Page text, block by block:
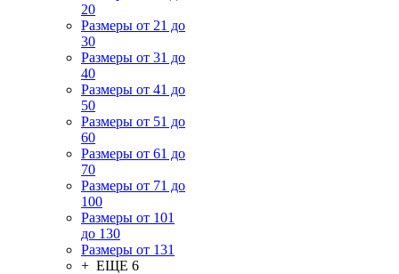
20
Размеры от 21 до
30
Размеры от 31 до
40
Размеры от 41 до
50
Размеры от 51 до
60
Размеры от 61 до
70
Размеры от 71 до
100
Размеры от 101
до 130
Размеры от 131
+ ЕЩЕ 6